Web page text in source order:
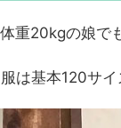
重20kgの娘で
は基本120サイ